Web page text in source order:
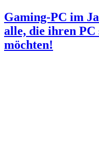
Gaming-PC im
alle, die ihren PC
möchten!